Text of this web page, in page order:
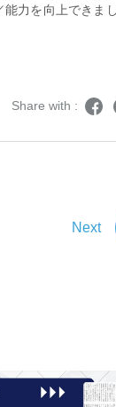
力を向上できまし
Share with :
Next